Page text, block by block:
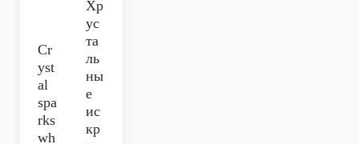
Cr
yst
al
spa
rks
wh
Хр
ус
та
ль
ны
е
ис
кр